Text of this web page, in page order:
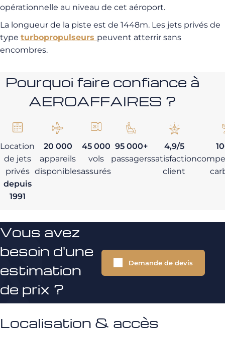
opérationnelle au niveau de cet aéroport.
La longueur de la piste est de 1448m. Les jets privés de
type turbopropulseurs peuvent atterrir sans
encombres.
Pourquoi faire confiance à
AEROAFFAIRES ?
Location
de jets
privés
depuis
1991
20 000
appareils
disponibles
45 000
vols
assurés
95 000+
passagers
4,9/5
satisfaction
client
Vous avez
besoin d'une
estimation
de prix ?
Demande de devis
Localisation & accès